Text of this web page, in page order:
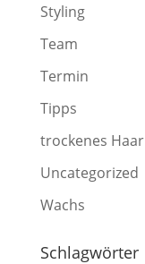
Styling
Team
Termin
Tipps
trockenes Haar
Uncategorized
Wachs
Schlagwörter